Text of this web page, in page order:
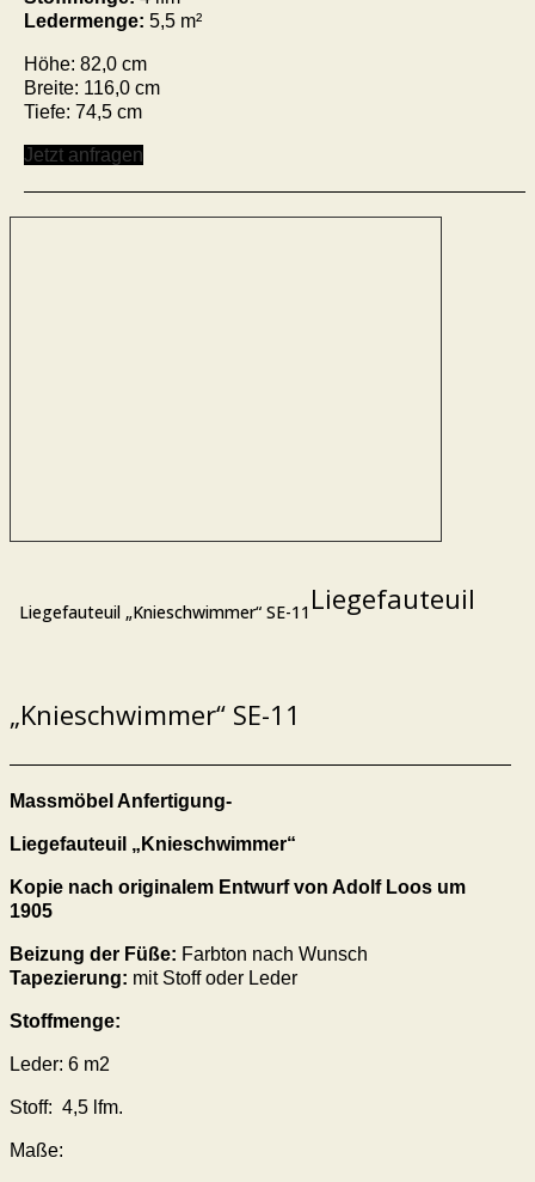
Ledermenge: 5,5 m²
Höhe: 82,0 cm
Breite: 116,0 cm
Tiefe: 74,5 cm
Jetzt anfragen
Liegefauteuil „Knieschwimmer“ SE-11 Liegefauteuil
„Knieschwimmer“ SE-11
Massmöbel Anfertigung-
Liegefauteuil „Knieschwimmer“
Kopie nach originalem Entwurf von Adolf Loos um
1905
Beizung der Füße: Farbton nach Wunsch
Tapezierung: mit Stoff oder Leder
Stoffmenge:
Leder: 6 m2
Stoff: 4,5 lfm.
Maße: